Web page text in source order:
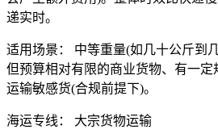
递实时。
适用场景： 中等重量(如几十公斤到
但预算相对有限的商业货物、有一
运输敏感货(合规前提下)。
海运专线： 大宗货物运输